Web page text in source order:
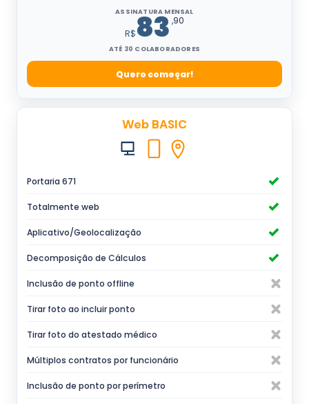
ASSINATURA MENSAL
R$83 ,90
ATÉ 30 COLABORADORES
Quero começar!
Web BASIC
Portaria 671
Totalmente web
Aplicativo/Geolocalização
Decomposição de Cálculos
Inclusão de ponto offline
Tirar foto ao incluir ponto
Tirar foto do atestado médico
Múltiplos contratos por funcionário
Inclusão de ponto por perímetro